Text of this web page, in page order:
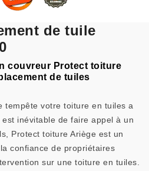
de tuile
couvreur Protect toiture
de tuiles
tempête votre toiture en tuiles a
inévitable de faire appel à un
Protect toiture Ariège est un
confiance de propriétaires
sur une toiture en tuiles.